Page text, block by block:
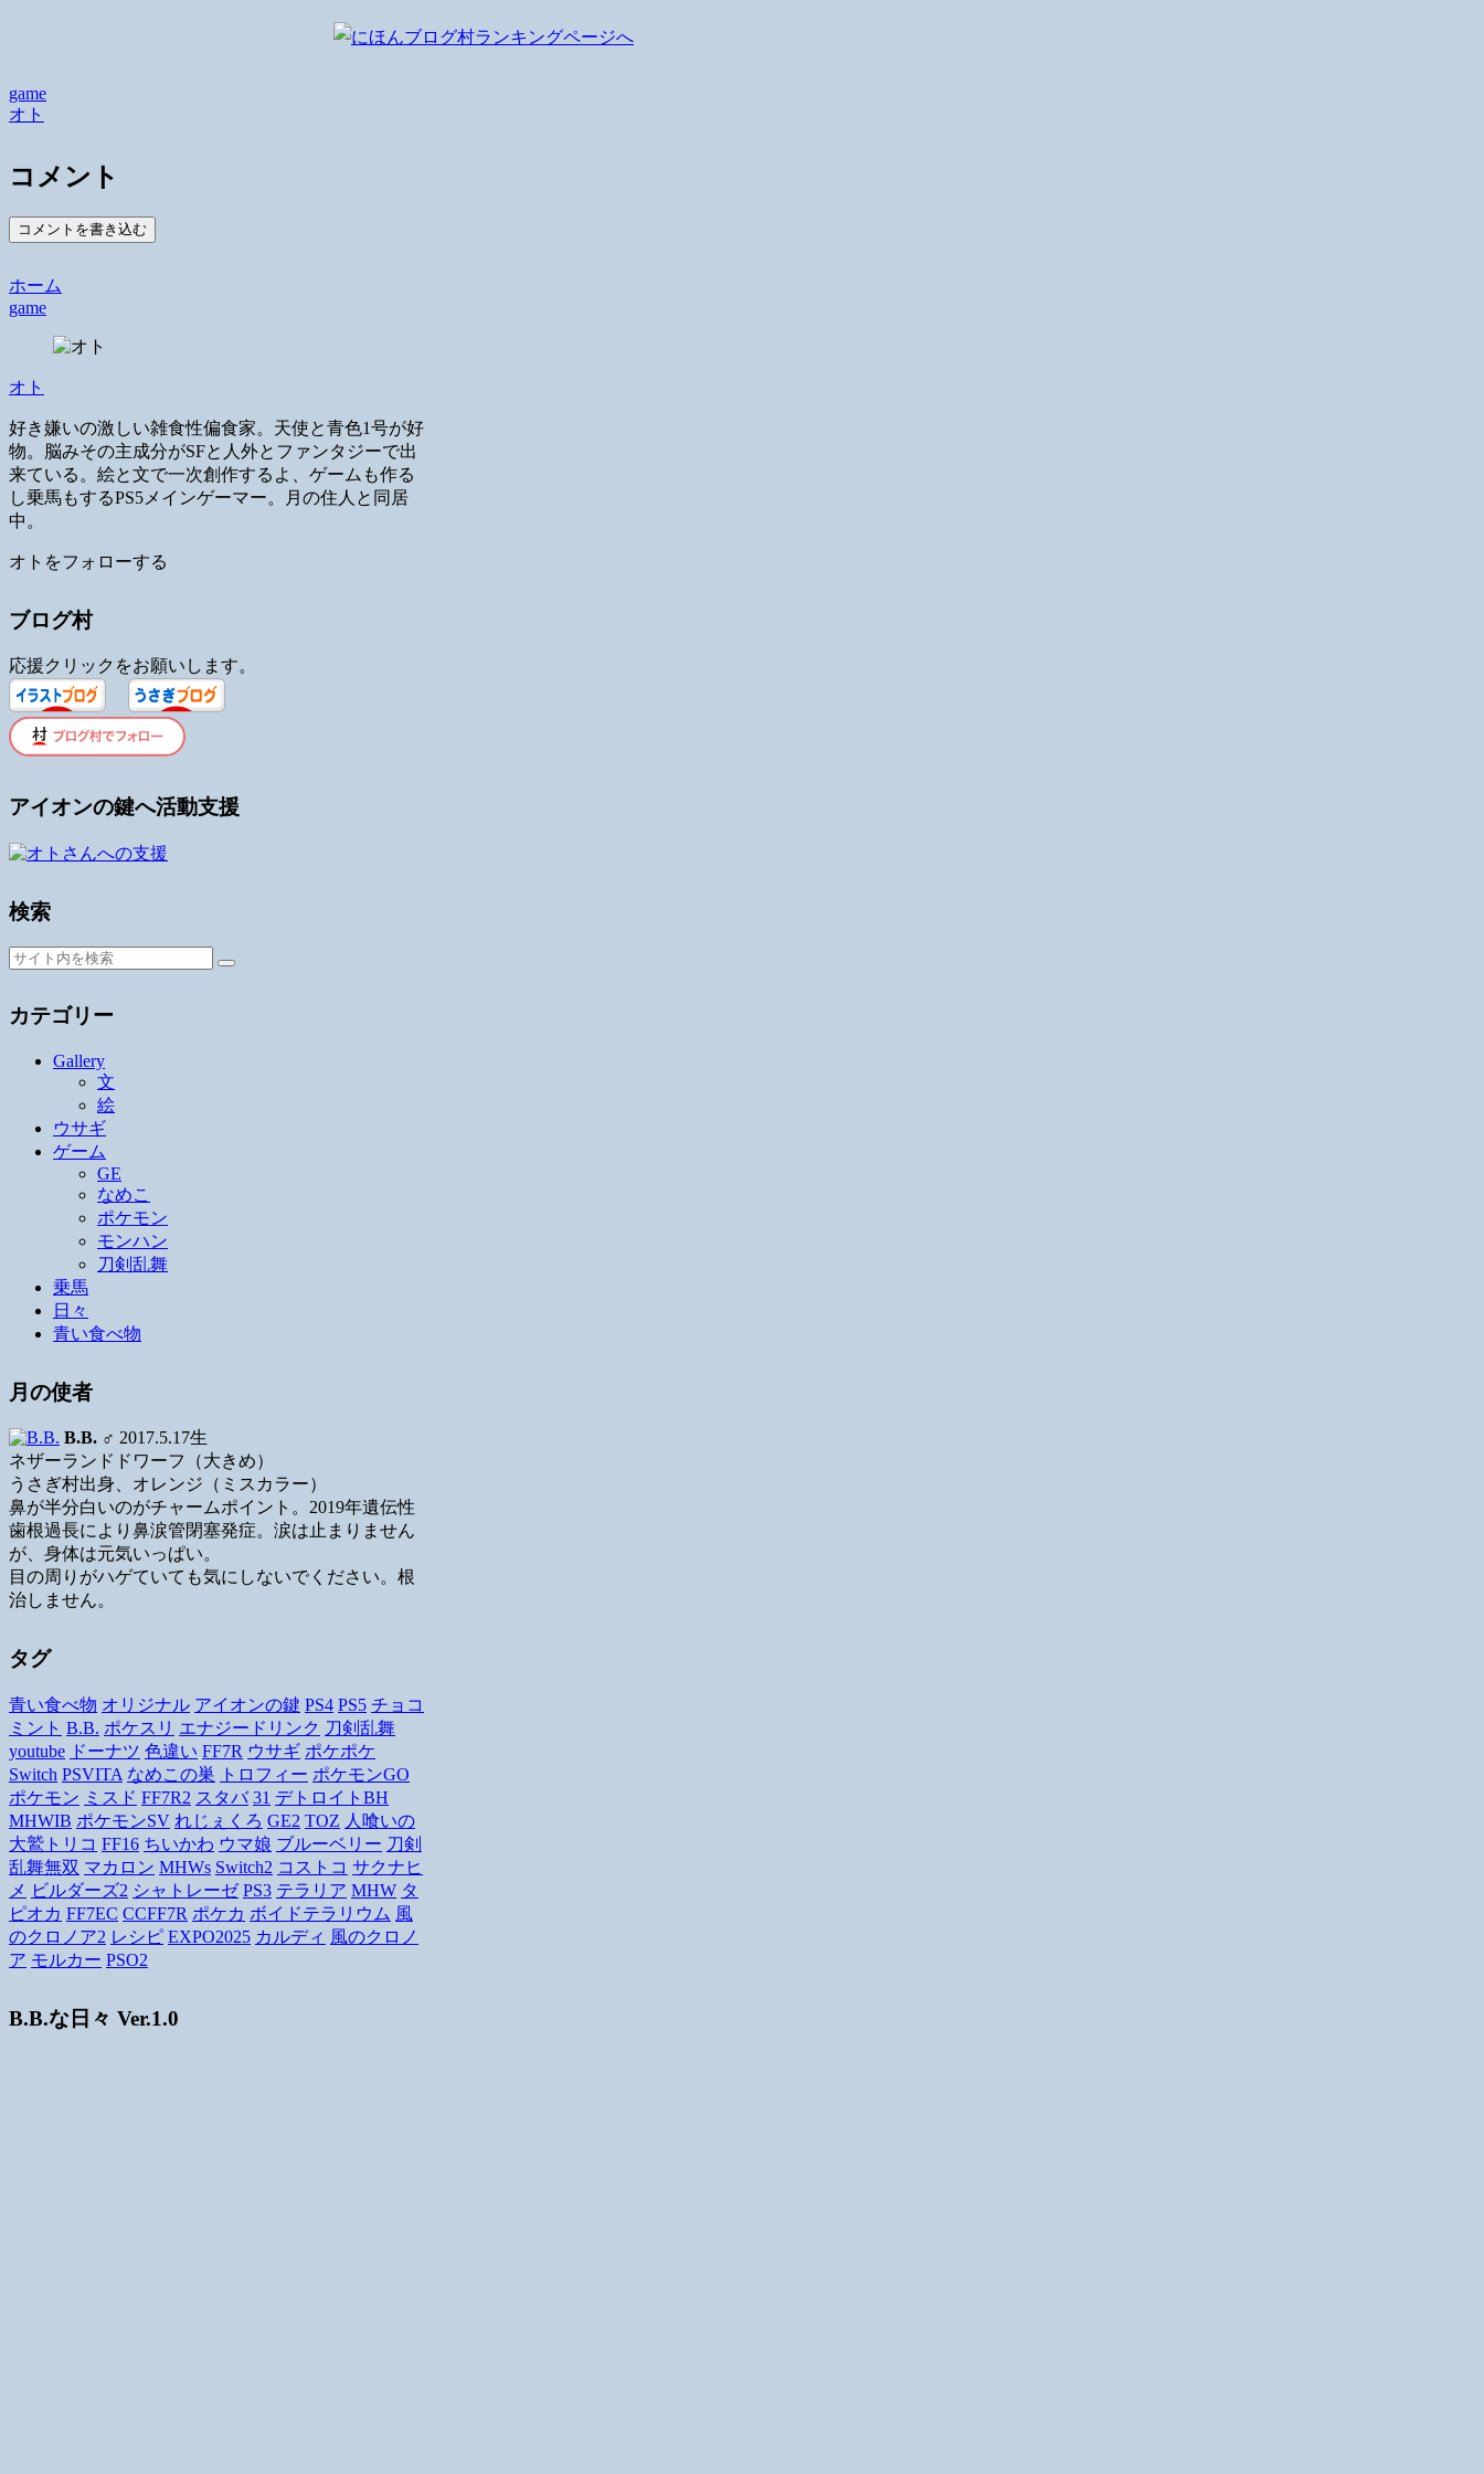
game
オト
コメント
コメントを書き込む
ホーム
game
オト
好き嫌いの激しい雑食性偏食家。天使と青色1号が好
物。脳みその主成分がSFと人外とファンタジーで出
来ている。絵と文で一次創作するよ、ゲームも作る
し乗馬もするPS5メインゲーマー。月の住人と同居
中。
オトをフォローする
ブログ村
応援クリックをお願いします。
アイオンの鍵へ活動支援
検索
カテゴリー
Gallery
文
絵
ウサギ
ゲーム
GE
なめこ
ポケモン
モンハン
刀剣乱舞
乗馬
日々
青い食べ物
月の使者
B.B. ♂ 2017.5.17生
ネザーランドドワーフ（大きめ）
うさぎ村出身、オレンジ（ミスカラー）
鼻が半分白いのがチャームポイント。2019年遺伝性
歯根過長により鼻涙管閉塞発症。涙は止まりません
が、身体は元気いっぱい。
目の周りがハゲていても気にしないでください。根
治しません。
タグ
青い食べ物 オリジナル アイオンの鍵 PS4 PS5 チョコ
ミント B.B. ポケスリ エナジードリンク 刀剣乱舞
youtube ドーナツ 色違い FF7R ウサギ ポケポケ
Switch PSVITA なめこの巣 トロフィー ポケモンGO
ポケモン ミスド FF7R2 スタバ 31 デトロイトBH
MHWIB ポケモンSV れじぇくろ GE2 TOZ 人喰いの
大鷲トリコ FF16 ちいかわ ウマ娘 ブルーベリー 刀剣
乱舞無双 マカロン MHWs Switch2 コストコ サクナヒ
メ ビルダーズ2 シャトレーゼ PS3 テラリア MHW タ
ピオカ FF7EC CCFF7R ポケカ ボイドテラリウム 風
のクロノア2 レシピ EXPO2025 カルディ 風のクロノ
ア モルカー PSO2
B.B.な日々 Ver.1.0